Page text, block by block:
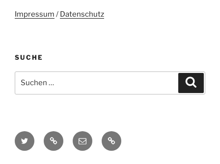
Impressum / Datenschutz
SUCHE
nach:
Twitter Mastodon
E-
Mail
Kontakt